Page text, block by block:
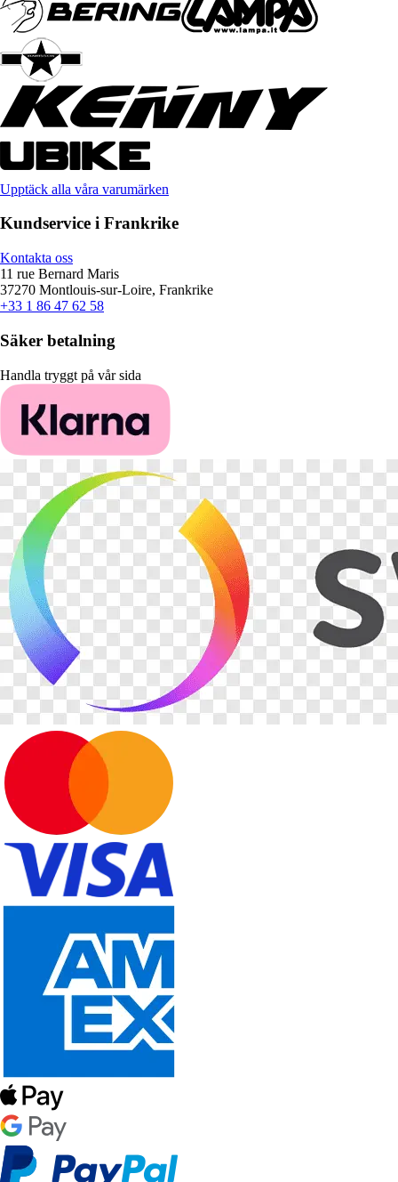
Upptäck alla våra varumärken
Kundservice i Frankrike
Kontakta oss
11 rue Bernard Maris
37270 Montlouis-sur-Loire, Frankrike
+33 1 86 47 62 58
Säker betalning
Handla tryggt på vår sida